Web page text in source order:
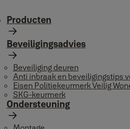
Producten
Beveiligingsadvies
Beveiliging deuren
Anti inbraak en beveiligingstips
Eisen Politiekeurmerk Veilig
SKG-keurmerk
Ondersteuning